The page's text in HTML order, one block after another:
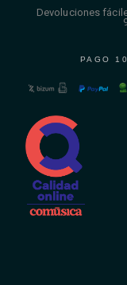
Devoluciones
PAGO